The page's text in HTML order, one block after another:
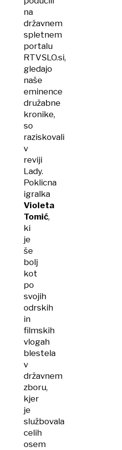
na
državnem
spletnem
portalu
RTVSLO.si,
gledajo
naše
eminence
družabne
kronike,
so
raziskovali
v
reviji
Lady.
Poklicna
igralka
Violeta
Tomić,
ki
je
še
bolj
kot
po
svojih
odrskih
in
filmskih
vlogah
blestela
v
državnem
zboru,
kjer
je
službovala
celih
osem